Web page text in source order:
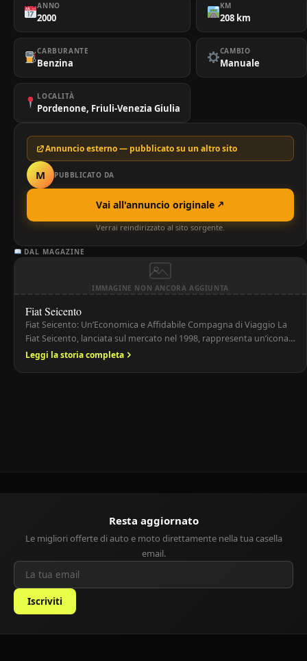
ANNO
2000
KM
208 km
CARBURANTE
Benzina
CAMBIO
Manuale
LOCALITÀ
Pordenone, Friuli-Venezia Giulia
Annuncio esterno — pubblicato su un altro sito
M PUBBLICATO DA
Vai all'annuncio originale
Verrai reindirizzato al sito sorgente.
DAL MAGAZINE
IMMAGINE NON ANCORA AGGIUNTA
Fiat Seicento
Fiat Seicento: Un’Economica e Affidabile Compagna di Viaggio La
Fiat Seicento, lanciata sul mercato nel 1998, rappresenta un’icona
dell’automobilismo italiano, incarnando l’essenza della praticità e
Leggi la storia completa
Resta aggiornato
Le migliori offerte di auto e moto direttamente nella tua casella
email.
Iscriviti